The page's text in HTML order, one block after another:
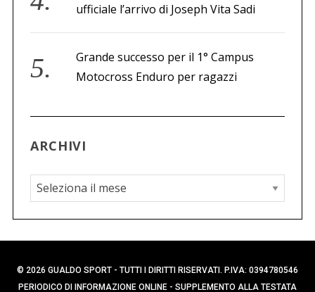
ufficiale l’arrivo di Joseph Vita Sadi
Grande successo per il 1° Campus
Motocross Enduro per ragazzi
ARCHIVI
A
r
c
h
i
v
© 2026 GUALDO SPORT - TUTTI I DIRITTI RISERVATI. P.IVA: 0394780546
PERIODICO DI INFORMAZIONE ONLINE - SUPPLEMENTO ALLA TESTATA